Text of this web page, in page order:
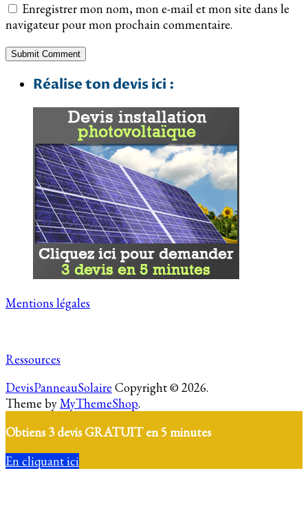
Enregistrer mon nom, mon e-mail et mon site dans le
navigateur pour mon prochain commentaire.
Réalise ton devis ici :
Mentions légales
Ressources
DevisPanneauSolaire Copyright © 2026.
Theme byMyThemeShop.
Obtiens 3 devis GRATUIT en 5 minutes
En cliquant ici